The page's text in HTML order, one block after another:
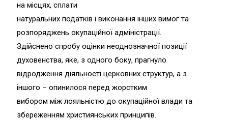
на місцях, сплати
натуральних податків і виконання інших вимог та
розпоряджень окупаційної адміністрації.
Здійснено спробу оцінки неоднозначної позиції
духовенства, яке, з одного боку, прагнуло
відродження діяльності церковних структур, а з
іншого – опинилося перед жорстким
вибором між лояльністю до окупаційної влади та
збереженням християнських принципів.